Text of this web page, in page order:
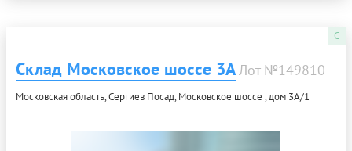
C
Склад Московское шоссе 3АЛот №149810
Московская область, Сергиев Посад, Московское шоссе , дом 3А/1